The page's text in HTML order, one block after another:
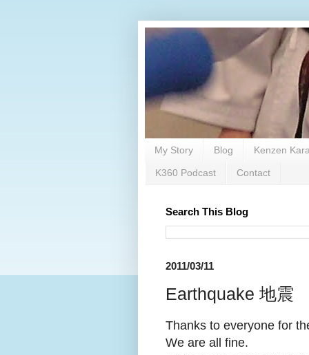
My Story Blog Kenzen
K360 Podcast Contact
Search This Blog
2011/03/11
Earthquake 地震
Thanks to everyone for
We are all fine.